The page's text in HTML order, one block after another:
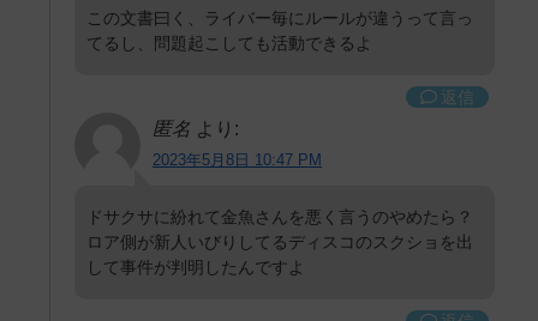
この文書曰く、ライバー毎にルールが違うって言っ
てるし、問題起こしても活動できるよ
返信
匿名 より:
2023年5月8日 10:47 PM
ドサクサに紛れて金魚さんを悪く言うのやめたら？
ロア側が新人いびりしてるディスコのスクショを出
して事件が判明したんですよ